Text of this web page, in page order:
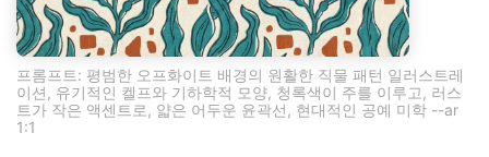
프롬프트: 평범한 오프화이트 배경의 원활한 직물 패턴 일러스트레
이션, 유기적인 켈프와 기하학적 모양, 청록색이 주를 이루고, 러스
트가 작은 액센트로, 얇은 어두운 윤곽선, 현대적인 공예 미학 --ar
1:1